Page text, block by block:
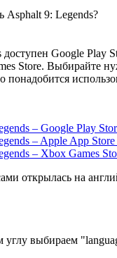
Asphalt 9: Legends?
доступен Google Play
Store. Выбирайте
понадобится
– Google Play
– Apple App
– Xbox Games
открылась на
выбираем